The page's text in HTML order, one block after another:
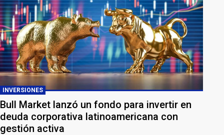
INVERSIONES
Bull Market lanzó un fondo para invertir en
deuda corporativa latinoamericana con
gestión activa